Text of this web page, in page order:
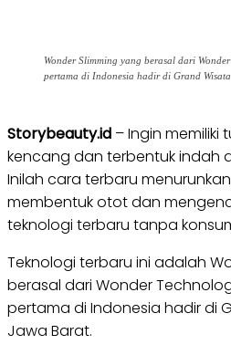
Wonder Slimming yang berasal dari
pertama di Indonesia hadir di Grand
Storybeauty.id – Ingin memiliki
kencang dan terbentuk indah
Inilah cara terbaru
membentuk otot dan
teknologi terbaru tanpa
Teknologi terbaru ini adalah
berasal dari Wonder
pertama di Indonesia hadir di
Jawa Barat.